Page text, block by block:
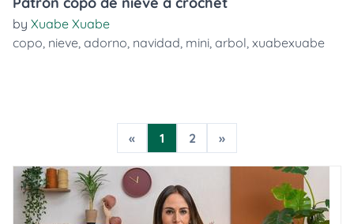
by Xuabe Xuabe
copo, nieve, adorno, navidad, mini, arbol, xuabexuabe
« 1 2 »